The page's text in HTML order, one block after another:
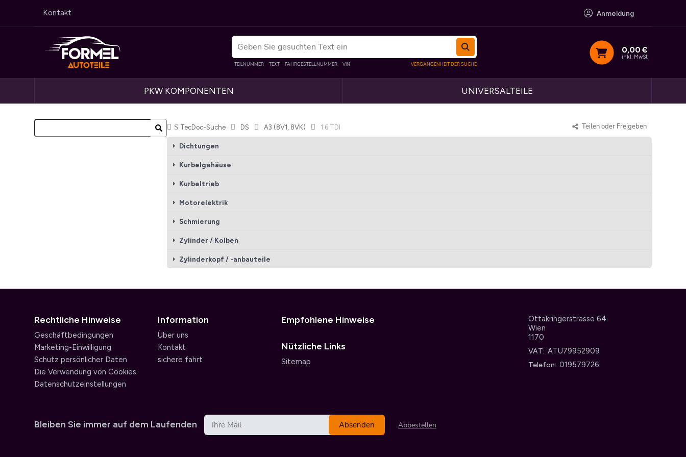
Kontakt Anmeldung
0,00€
inkl. MwSt
PKW KOMPONENTEN UNIVERSALTEILE
Startseite
TecDoc-Suche DS A3 (8V1, 8VK) 1.6 TDI
Dichtungen
Kurbelgehäuse
Kurbeltrieb
Motorelektrik
Schmierung
Zylinder / Kolben
Zylinderkopf / -anbauteile
Rechtliche Hinweise
Geschäftbedingungen
Marketing-Einwilligung
Schutz persönlicher Daten
Die Verwendung von Cookies
Datenschutzeinstellungen
Information
Über uns
Kontakt
sichere fahrt
Empfohlene Hinweise
Nützliche Links
Sitemap
Ottakringerstrasse 64
Wien
1170
VAT ATU79952909
Telefon 019579726
Bleiben Sie immer auf dem Laufenden